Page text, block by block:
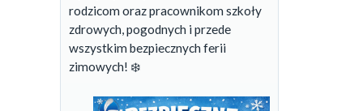
rodzicom oraz pracownikom szkoły
zdrowych, pogodnych i przede
wszystkim bezpiecznych ferii
zimowych! ❄️